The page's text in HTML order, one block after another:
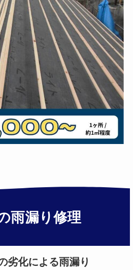
雨漏り修理
劣化による雨漏り